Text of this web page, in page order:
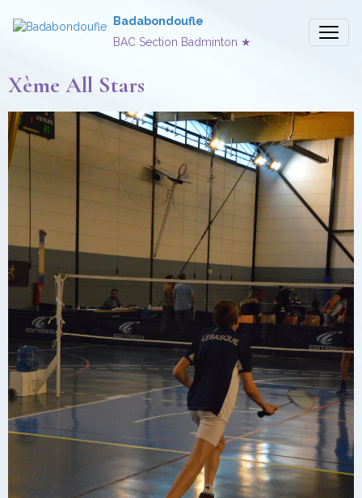
Badabondoufle
BAC Section Badminton ★
Xème All Stars